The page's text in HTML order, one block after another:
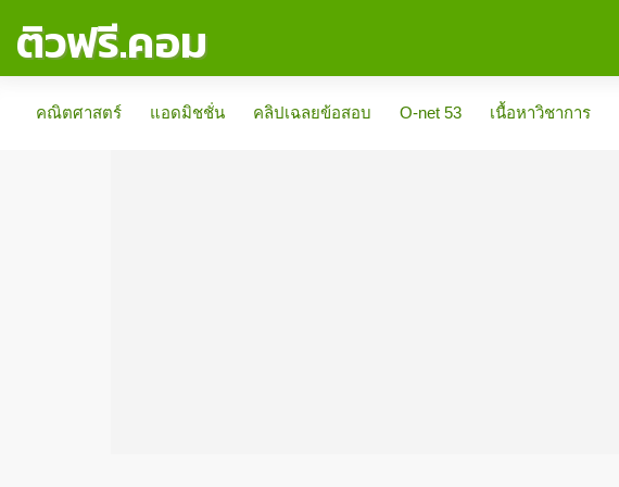
ติวฟรี.คอม
คณิตศาสตร์
แอดมิชชั่น คลิปเฉลยข้อสอบ O-net 53 เนื้อหาวิชาการ